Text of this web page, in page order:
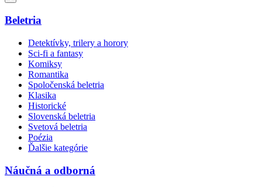
Beletria
Detektívky, trilery a horory
Sci-fi a fantasy
Komiksy
Romantika
Spoločenská beletria
Klasika
Historické
Slovenská beletria
Svetová beletria
Poézia
Ďalšie kategórie
Náučná a odborná